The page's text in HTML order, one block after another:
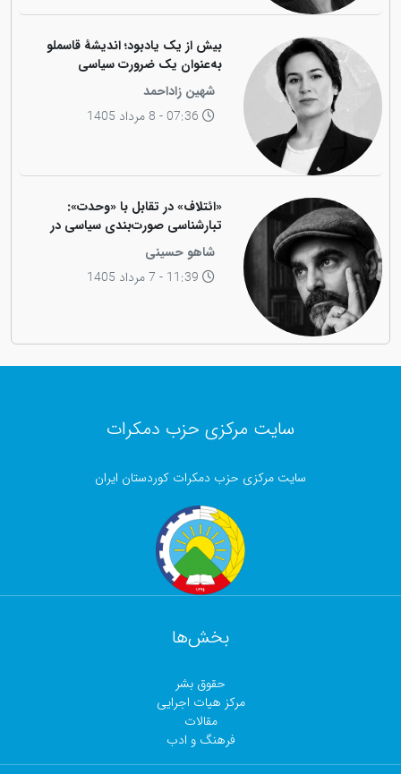
بیش از یک یادبود؛ اندیشهٔ قاسملو
به‌عنوان یک ضرورت سیاسی
شهین زاداحمد
«ائتلاف» در تقابل با «وحدت»:
تبارشناسی صورت‌بندی سیاسی در
جامعه کوردی
شاهو حسینی
سایت مرکزی حزب دمکرات
سایت مرکزی حزب دمکرات کوردستان ایران
بخش‌ها
حقوق بشر
مرکز هیات اجرایی
مقالات
فرهنگ و ادب